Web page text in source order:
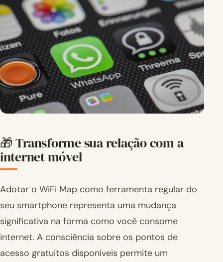
🎁 Transforme sua relação com a
internet móvel
Adotar o WiFi Map como ferramenta regular do
seu smartphone representa uma mudança
significativa na forma como você consome
internet. A consciência sobre os pontos de
acesso gratuitos disponíveis permite um